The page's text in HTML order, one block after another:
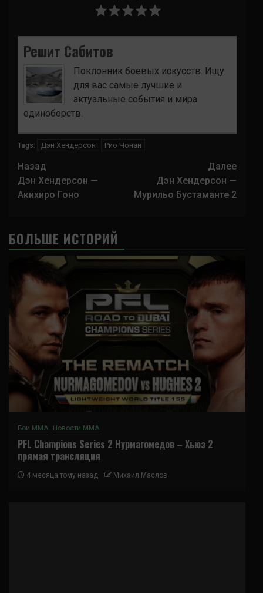
Решит Сабитов
Поклонник боевых искусств. Ищу
для вас самые лучшие и
актуальные события и мира
единоборств.
Tags: Дэн Хендерсон Рио Чонан
Навигация
записи
Назад
Дэн Хендерсон —
Акихиро Гоно
Далее
Дэн Хендерсон —
Мурильо Бустаманте 2
БОЛЬШЕ ИСТОРИЙ
Бои ММА Новости ММА
PFL Champions Series 2 Нурмагомедов – Хьюз 2
прямая трансляция
4 месяца тому назад Михаил Маслов